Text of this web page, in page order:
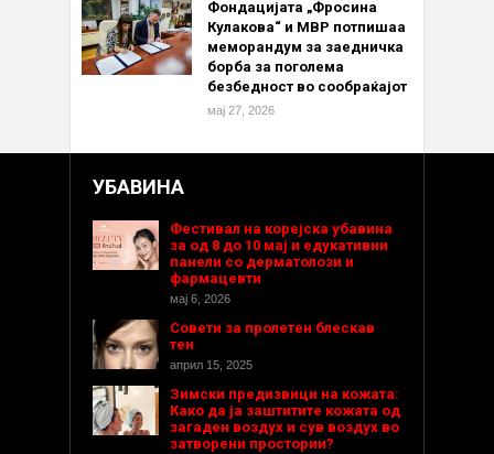
Фондацијата „Фросина
Кулакова“ и МВР потпишаа
меморандум за заедничка
борба за поголема
безбедност во сообраќајот
мај 27, 2026
УБАВИНА
Фестивал на корејска убавина
за од 8 до 10 мај и едукативни
панели со дерматолози и
фармацевти
мај 6, 2026
Совети за пролетен блескав
тен
април 15, 2025
Зимски предизвици на кожата:
Како да ја заштитите кожата од
загаден воздух и сув воздух во
затворени простории?